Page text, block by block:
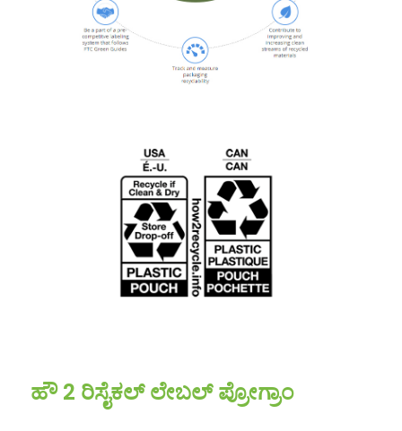
ಹೌ 2 ರಿಸೈಕಲ್ ಲೇಬಲ್ ಪ್ರೋಗ್ರಾಂ